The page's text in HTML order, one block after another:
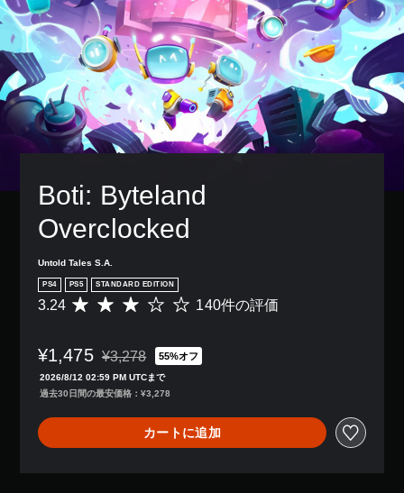
Boti: Byteland
Overclocked
Untold Tales S.A.
PS4 PS5 STANDARD EDITION
評
は
1
4
、
平
均
3.24 140件の評価
¥1,475 通常価格¥3,278より値引き
¥3,278 55%オフ
2026/8/12 02:59 PM UTCまで
過去30日間の最安価格：¥3,278
カートに追加